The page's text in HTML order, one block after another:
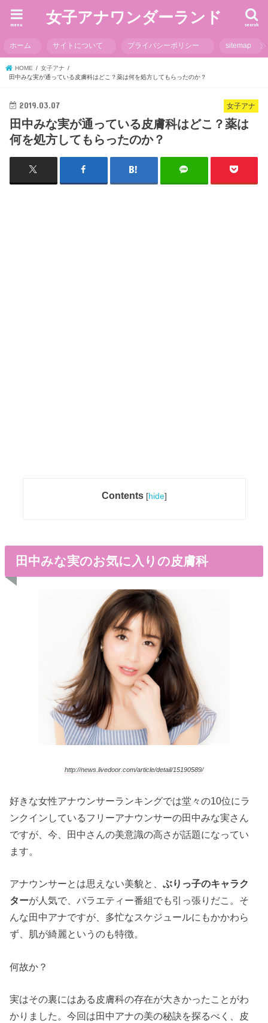
女子アナワンダーランド search
menu
ホーム サイトについて プライバシーポリシー sitemap
HOME
女子アナ
田中みな実が通っている皮膚科はどこ？薬は何を処方してもらったのか？
女子アナ
2019.03.07
田中みな実が通っている皮膚科はどこ？薬は
何を処方してもらったのか？
Contents [hide]
田中みな実のお気に入りの皮膚科
http://news.livedoor.com/article/detail/15190589/
好きな女性アナウンサーランキングでは堂々の10位にラ
ンクインしているフリーアナウンサーの田中みな実さん
ですが、今、田中さんの美意識の高さが話題になってい
ます。
アナウンサーとは思えない美貌と、ぶりっ子のキャラク
ターが人気で、バラエティー番組でも引っ張りだこ。そ
んな田中アナですが、多忙なスケジュールにもかかわら
ず、肌が綺麗というのも特徴。
何故か？
実はその裏にはある皮膚科の存在が大きかったことがわ
かりました。今回は田中アナの美の秘訣を探るべく、皮